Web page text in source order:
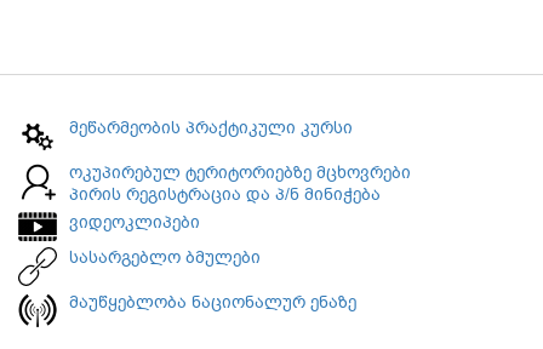
მეწარმეობის პრაქტიკული კურსი
ოკუპირებულ ტერიტორიებზე მცხოვრები
პირის რეგისტრაცია და პ/ნ მინიჭება
ვიდეოკლიპები
სასარგებლო ბმულები
მაუწყებლობა ნაციონალურ ენაზე